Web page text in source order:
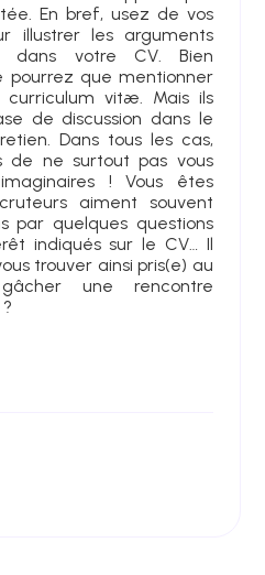
En bref, usez de vos
illustrer les arguments
dans votre CV. Bien
pourrez que mentionner
vitæ. Mais ils
de discussion dans le
Dans tous les cas,
de ne surtout pas vous
! Vous êtes
aiment souvent
par quelques questions
indiqués sur le CV… Il
trouver ainsi pris(e) au
une rencontre